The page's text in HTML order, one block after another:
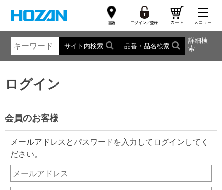
サイト内検索 品番・品名検索
詳細検
索
ログイン
会員のお客様
メールアドレスとパスワードを入力してログインしてく
ださい。